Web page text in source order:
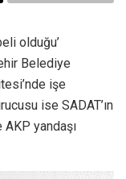
olduğu’
Belediye
işe
ise SADAT’ın
AKP yandaşı